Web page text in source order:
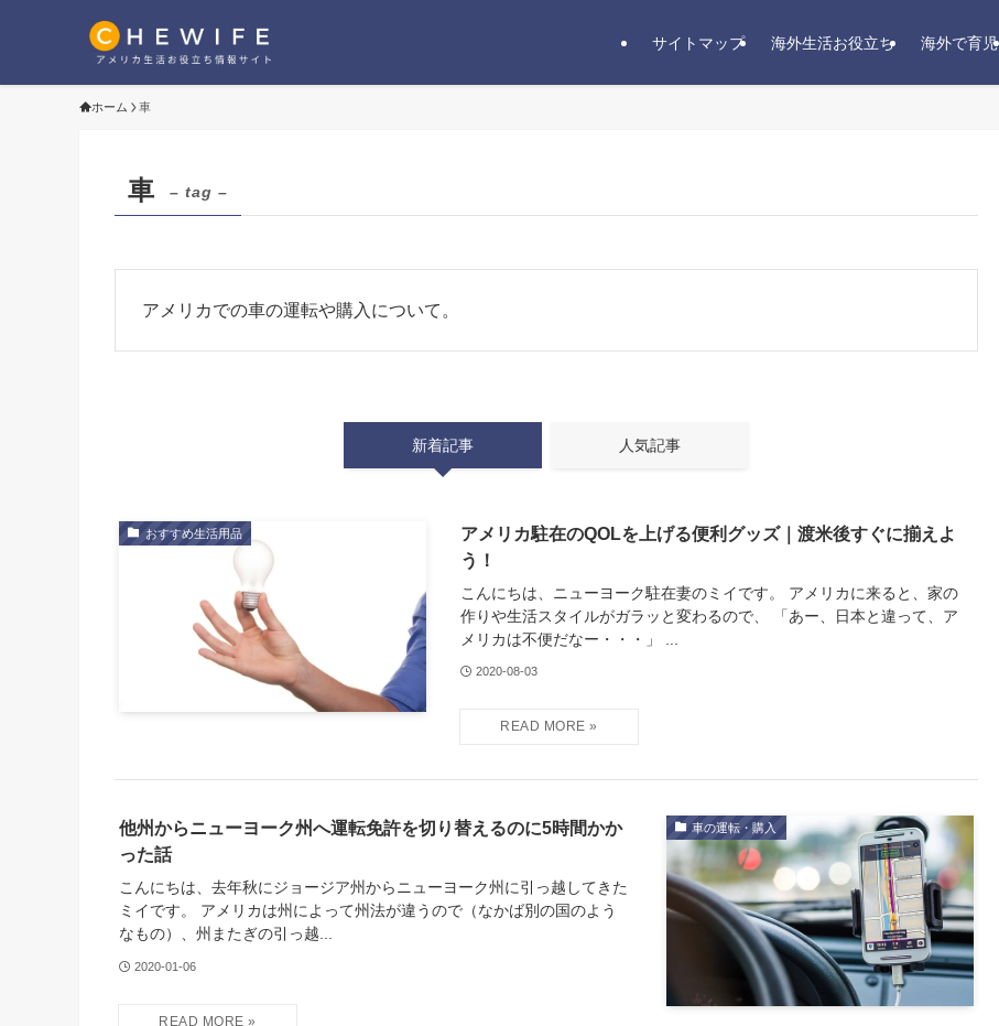
サイトマップ 海外生活お役立ち 海外で育児
ホーム 車
車 – tag –
アメリカでの車の運転や購入について。
新着記事 人気記事
おすすめ生活用品
アメリカ駐在のQOLを上げる便利グッズ｜渡米後すぐに揃えよ
う！
こんにちは、ニューヨーク駐在妻のミイです。 アメリカに来ると、家の
作りや生活スタイルがガラッと変わるので、 「あー、日本と違って、ア
メリカは不便だなー・・・」 ...
2020-08-03
車の運転・購入
他州からニューヨーク州へ運転免許を切り替えるのに5時間かか
った話
こんにちは、去年秋にジョージア州からニューヨーク州に引っ越してきた
ミイです。 アメリカは州によって州法が違うので（なかば別の国のよう
なもの）、州またぎの引っ越...
2020-01-06